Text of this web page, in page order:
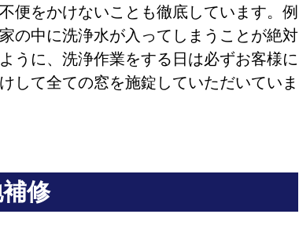
便をかけないことも徹底しています。例
の中に洗浄水が入ってしまうことが絶対
うに、洗浄作業をする日は必ずお客様に
して全ての窓を施錠していただいていま
修